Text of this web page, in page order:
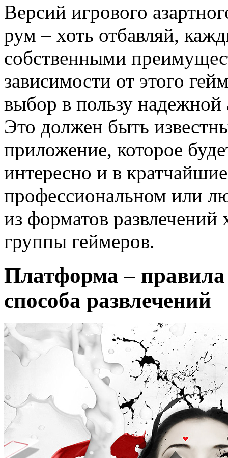
Версий игрового
рум – хоть отбавляй,
собственными
зависимости от этого
выбор в пользу
Это должен быть
приложение, которое
интересно и в
профессиональном или
из форматов развлечений
группы геймеров.
Платформа –
способа развлечений